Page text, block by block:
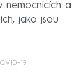
nemocnicích a
jako jsou
19